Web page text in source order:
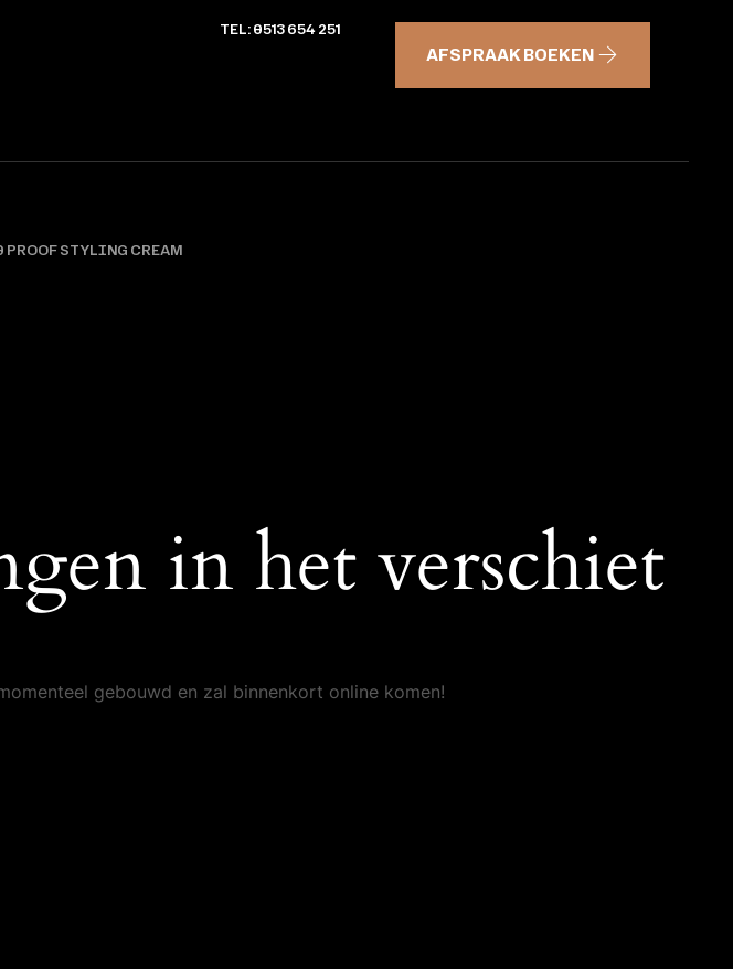
TEL: 0513 654 251
AFSPRAAK BOEKEN
PROOF STYLING CREAM
in het verschiet
gebouwd en zal binnenkort online komen!